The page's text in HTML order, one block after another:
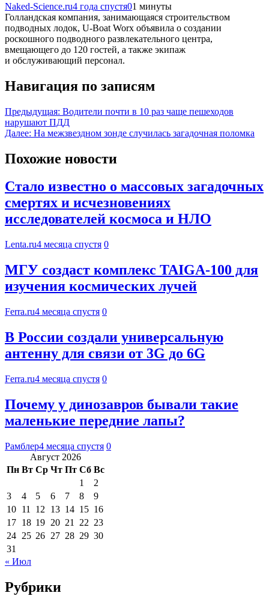
Naked-Science.ru4 года спустя01 минуты
Голландская компания, занимающаяся строительством
подводных лодок, U-Boat Worx объявила о создании
роскошного подводного развлекательного центра,
вмещающего до 120 гостей, а также экипаж
и обслуживающий персонал.
Навигация по записям
Предыдущая: Водители почти в 10 раз чаще пешеходов
нарушают ПДД
Далее: На межзвездном зонде случилась загадочная поломка
Похожие новости
Стало известно о массовых загадочных
смертях и исчезновениях
исследователей космоса и НЛО
Lenta.ru4 месяца спустя 0
МГУ создаст комплекс TAIGA-100 для
изучения космических лучей
Ferra.ru4 месяца спустя 0
В России создали универсальную
антенну для связи от 3G до 6G
Ferra.ru4 месяца спустя 0
Почему у динозавров бывали такие
маленькие передние лапы?
Рамблер4 месяца спустя 0
Август 2026
Пн Вт Ср Чт Пт Сб Вс
1
2
3
4 5 6 7 8
9
10 11 12 13 14 15 16
17 18 19 20 21 22 23
24 25 26 27 28 29 30
31
« Июл
Рубрики